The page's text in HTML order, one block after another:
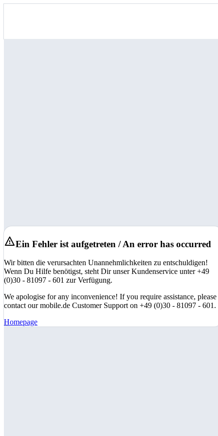
Ein Fehler ist aufgetreten / An error has occurred
Wir bitten die verursachten Unannehmlichkeiten zu entschuldigen!
Wenn Du Hilfe benötigst, steht Dir unser Kundenservice unter +49
(0)30 - 81097 - 601 zur Verfügung.
We apologise for any inconvenience! If you require assistance, please
contact our mobile.de Customer Support on +49 (0)30 - 81097 - 601.
Homepage